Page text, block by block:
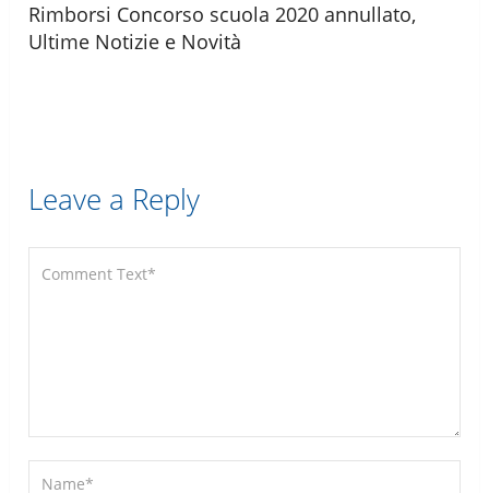
Rimborsi Concorso scuola 2020 annullato,
Ultime Notizie e Novità
Leave a Reply